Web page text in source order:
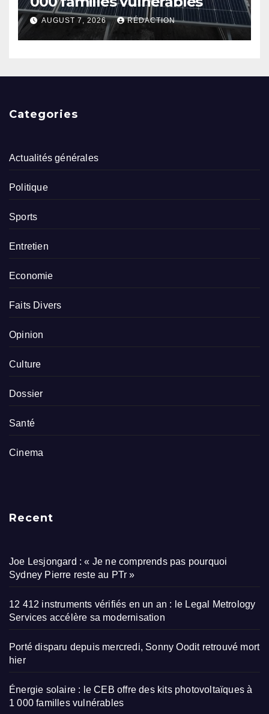
AUGUST 7, 2026 RÉDACTION
Categories
Actualités générales
Politique
Sports
Entretien
Economie
Faits Divers
Opinion
Culture
Dossier
Santé
Cinema
Recent
Joe Lesjongard : « Je ne comprends pas pourquoi
Sydney Pierre reste au PTr »
12 412 instruments vérifiés en un an : le Legal Metrology
Services accélère sa modernisation
Porté disparu depuis mercredi, Sonny Oodit retrouvé mort
hier
Énergie solaire : le CEB offre des kits photovoltaïques à
1 000 familles vulnérables